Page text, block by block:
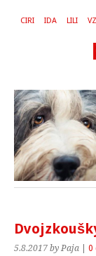
CIRI IDA LILI
5.8.2017 by Paja 0